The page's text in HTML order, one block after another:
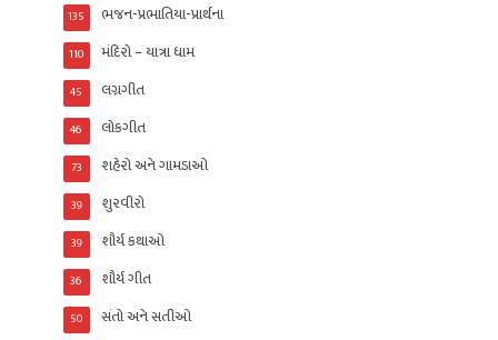
ભજન-પ્રભાતિયા-પ્રાર્થના
135
મંદિરો – યાત્રા ધામ
110
લગ્નગીત
45
લોકગીત
46
શહેરો અને ગામડાઓ
73
શુરવીરો
39
શૌર્ય કથાઓ
39
શૌર્ય ગીત
36
સંતો અને સતીઓ
50